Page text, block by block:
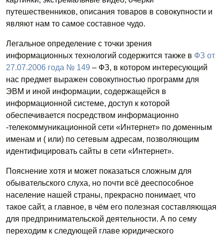
путешественников, описания товаров в совокупности и
являют нам то самое составное чудо.
Легальное определение с точки зрения
информационных технологий содержится также в ФЗ от
27.07.2006 года № 149 – ФЗ, в котором интересующий
нас предмет выражен совокупностью программ для
ЭВМ и иной информации, содержащейся в
информационной системе, доступ к которой
обеспечивается посредством информационно
-телекоммуникационной сети «Интернет» по доменным
именам и ( или) по сетевым адресам, позволяющим
идентифицировать сайты в сети «Интернет».
Пояснение хотя и может показаться сложным для
обывательского слуха, но почти всё дееспособное
население нашей страны, прекрасно понимает, что
такое сайт, а главное, в чём его полезная составляющая
для предпринимательской деятельности. А по сему
переходим к следующей главе юридического